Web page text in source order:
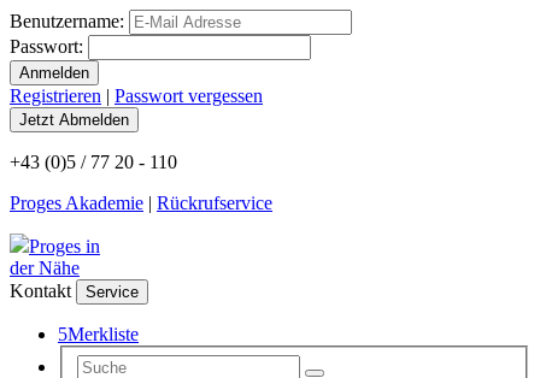
Benutzername:
Passwort:
Registrieren | Passwort vergessen
+43 (0)5 / 77 20 - 110
Proges Akademie | Rückrufservice
Proges in
der Nähe
Kontakt
Service
5Merkliste